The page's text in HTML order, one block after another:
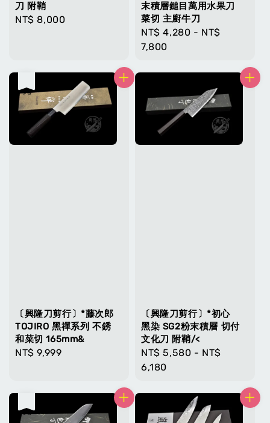
刀 附鞘
Regular
NT$ 8,000
末積層鎚目萬用水果刀
菜切 主廚牛刀
Regular
price
NT$ 4,280 - NT$
7,800
〔興隆刀剪行〕*藤次郎
TOJIRO 黑禪系列 不銹
和菜切 165mm&
Regular
NT$ 9,999
〔興隆刀剪行〕*初心
黑染 SG2粉末積層 切付
文化刀 附鞘/<
Regular
price
NT$ 5,580 - NT$
6,180